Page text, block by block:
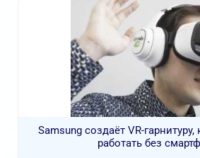
Samsung создаёт VR-
работать без